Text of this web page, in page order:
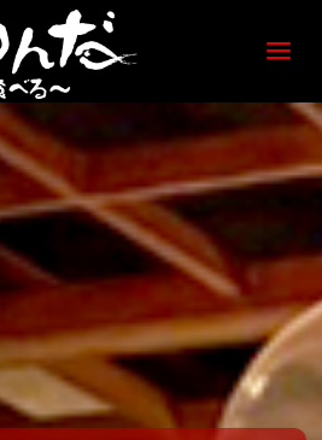
屋】
かな
処
わん
だ